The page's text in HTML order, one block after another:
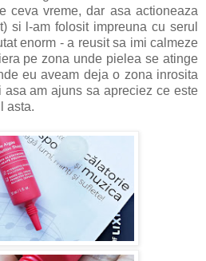
ceva vreme, dar asa actioneaza
si l-am folosit impreuna cu serul
enorm - a reusit sa imi calmeze
pe zona unde pielea se atinge
eu aveam deja o zona inrosita
am ajuns sa apreciez ce este
asta.